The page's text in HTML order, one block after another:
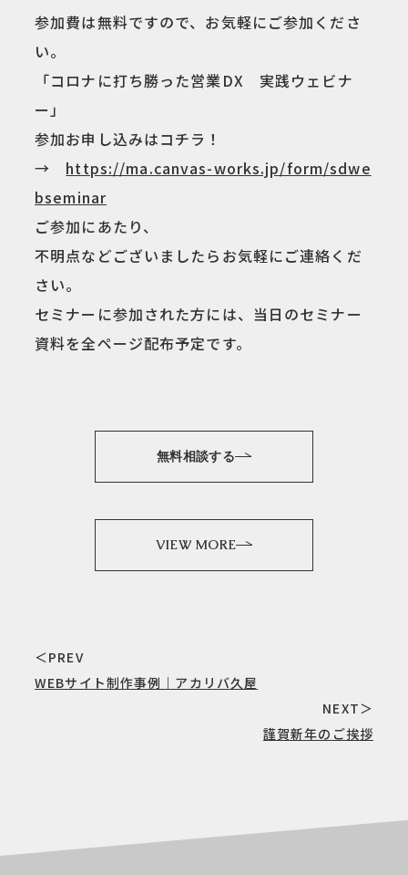
参加費は無料ですので、お気軽にご参加くださ
い。
「コロナに打ち勝った営業DX 実践ウェビナ
ー」
参加お申し込みはコチラ！
→ https://ma.canvas-works.jp/form/sdwe
bseminar
ご参加にあたり、
不明点などございましたらお気軽にご連絡くだ
さい。
セミナーに参加された方には、当日のセミナー
資料を全ページ配布予定です。
無料相談する
VIEW MORE
＜PREV
WEBサイト制作事例｜アカリバ久屋
NEXT＞
謹賀新年のご挨拶